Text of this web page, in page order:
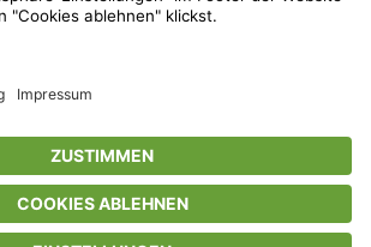
der unverbindlichen Preisempfehlung des
beziehen sich auf den Streichpreis.
findest Du unterwww.limango.de/einladen